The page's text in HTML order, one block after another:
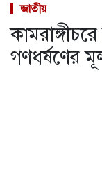
জাতীয়
গণধর্ষণের